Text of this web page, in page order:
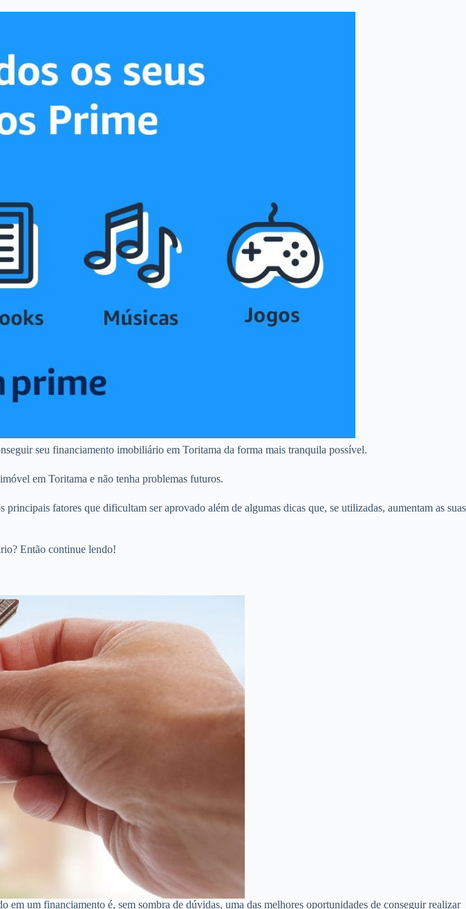
seu financiamento imobiliário em Toritama da forma mais tranquila possível.
em Toritama e não tenha problemas futuros.
fatores que dificultam ser aprovado além de algumas dicas que, se utilizadas, aumentam as suas
Então continue lendo!
um financiamento é, sem sombra de dúvidas, uma das melhores oportunidades de conseguir realizar